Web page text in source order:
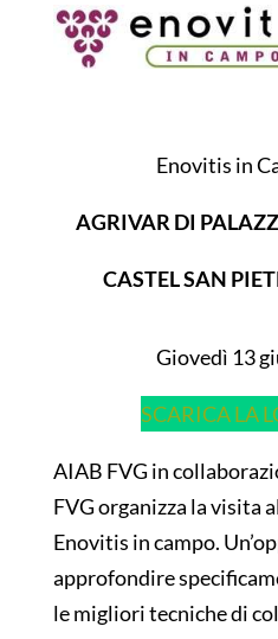
Enovitis in
AGRIVAR DI
CASTEL SAN
Giovedì 13
SCARICA LA
AIAB FVG in
FVG organizza la visita
Enovitis in campo.
approfondire
le migliori tecniche di